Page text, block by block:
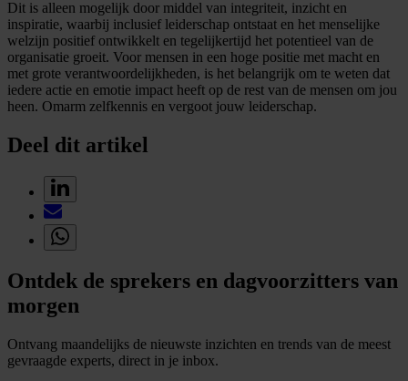
Dit is alleen mogelijk door middel van integriteit, inzicht en
inspiratie, waarbij inclusief leiderschap ontstaat en het menselijke
welzijn positief ontwikkelt en tegelijkertijd het potentieel van de
organisatie groeit. Voor mensen in een hoge positie met macht en
met grote verantwoordelijkheden, is het belangrijk om te weten dat
iedere actie en emotie impact heeft op de rest van de mensen om jou
heen. Omarm zelfkennis en vergoot jouw leiderschap.
Deel dit artikel
Ontdek de sprekers en dagvoorzitters van
morgen
Ontvang maandelijks de nieuwste inzichten en trends van de meest
gevraagde experts, direct in je inbox.